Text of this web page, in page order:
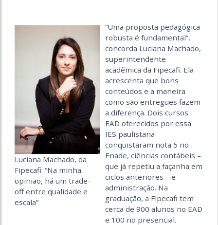
Luciana Machado, da
Fipecafi: “Na minha
opinião, há um trade-
off entre qualidade e
escala”
“Uma proposta pedagógica
robusta é fundamental”,
concorda Luciana Machado,
superintendente
acadêmica da Fipecafi. Ela
acrescenta que bons
conteúdos e a maneira
como são entregues fazem
a diferença. Dois cursos
EAD oferecidos por essa
IES paulistana
conquistaram nota 5 no
Enade, ciências contábeis –
que já repetiu a façanha em
ciclos anteriores – e
administração. Na
graduação, a Fipecafi tem
cerca de 900 alunos no EAD
e 100 no presencial.